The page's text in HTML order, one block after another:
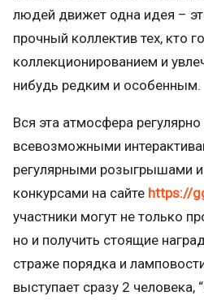
людей движет одна идея –
прочный коллектив тех, кто
коллекционированием и
нибудь редким и особенным.
Вся эта атмосфера
всевозможными
регулярными розыгрышами
конкурсами на сайте https://
участники могут не только
но и получить стоящие
страже порядка и
выступает сразу 2 человека,